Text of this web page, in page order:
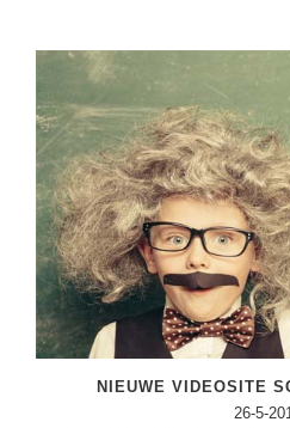
NIEUWE VIDEOSITE
26-5-